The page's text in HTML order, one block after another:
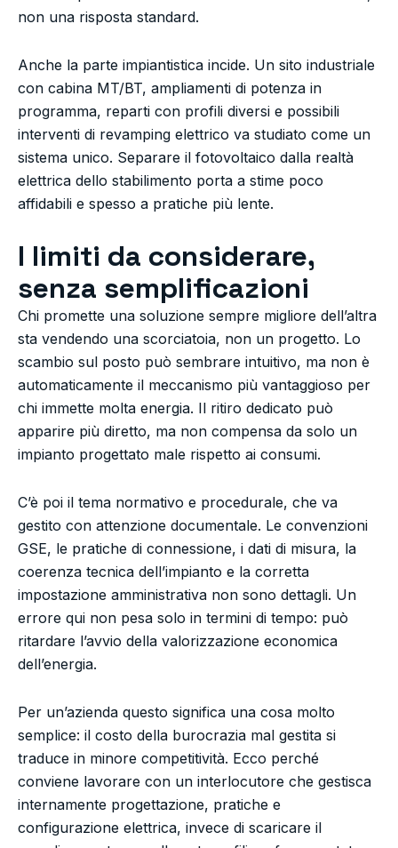
non una risposta standard.
Anche la parte impiantistica incide. Un sito industriale
con cabina MT/BT, ampliamenti di potenza in
programma, reparti con profili diversi e possibili
interventi di revamping elettrico va studiato come un
sistema unico. Separare il fotovoltaico dalla realtà
elettrica dello stabilimento porta a stime poco
affidabili e spesso a pratiche più lente.
I limiti da considerare,
senza semplificazioni
Chi promette una soluzione sempre migliore dell’altra
sta vendendo una scorciatoia, non un progetto. Lo
scambio sul posto può sembrare intuitivo, ma non è
automaticamente il meccanismo più vantaggioso per
chi immette molta energia. Il ritiro dedicato può
apparire più diretto, ma non compensa da solo un
impianto progettato male rispetto ai consumi.
C’è poi il tema normativo e procedurale, che va
gestito con attenzione documentale. Le convenzioni
GSE, le pratiche di connessione, i dati di misura, la
coerenza tecnica dell’impianto e la corretta
impostazione amministrativa non sono dettagli. Un
errore qui non pesa solo in termini di tempo: può
ritardare l’avvio della valorizzazione economica
dell’energia.
Per un’azienda questo significa una cosa molto
semplice: il costo della burocrazia mal gestita si
traduce in minore competitività. Ecco perché
conviene lavorare con un interlocutore che gestisca
internamente progettazione, pratiche e
configurazione elettrica, invece di scaricare il